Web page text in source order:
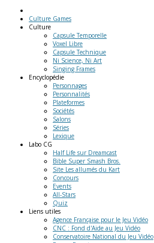
Culture Games
Culture
Capsule Temporelle
Voxel Libre
Capsule Technique
Ni Science, Ni Art
Singing Frames
Encyclopédie
Personnages
Personnalités
Plateformes
Sociétés
Salons
Séries
Lexique
Labo CG
Half Life sur Dreamcast
Bible Super Smash Bros.
Site Les allumés du Kart
Concours
Events
All-Stars
Quiz
Liens utiles
Agence Française pour le Jeu Vidéo
CNC : Fond d'Aide au Jeu Vidéo
Conservatoire National du Jeu Vidéo